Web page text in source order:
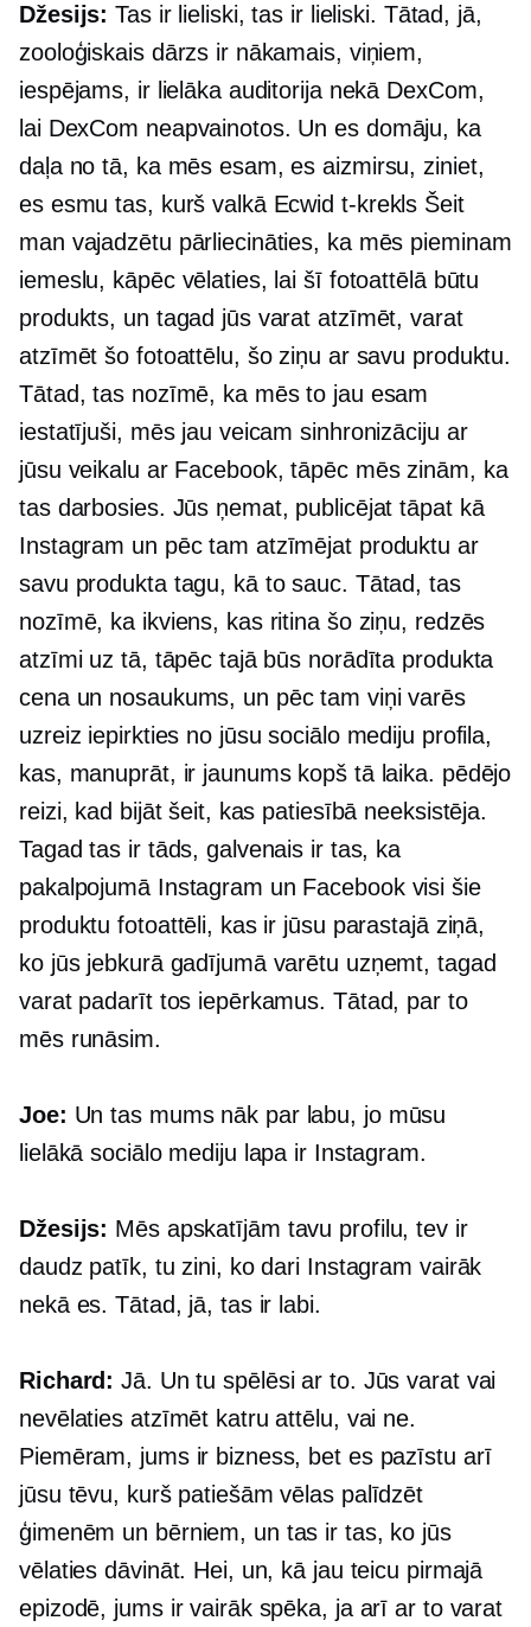
Džesijs: Tas ir lieliski, tas ir lieliski. Tātad, jā,
zooloģiskais dārzs ir nākamais, viņiem,
iespējams, ir lielāka auditorija nekā DexCom,
lai DexCom neapvainotos. Un es domāju, ka
daļa no tā, ka mēs esam, es aizmirsu, ziniet,
es esmu tas, kurš valkā Ecwid t-krekls Šeit
man vajadzētu pārliecināties, ka mēs pieminam
iemeslu, kāpēc vēlaties, lai šī fotoattēlā būtu
produkts, un tagad jūs varat atzīmēt, varat
atzīmēt šo fotoattēlu, šo ziņu ar savu produktu.
Tātad, tas nozīmē, ka mēs to jau esam
iestatījuši, mēs jau veicam sinhronizāciju ar
jūsu veikalu ar Facebook, tāpēc mēs zinām, ka
tas darbosies. Jūs ņemat, publicējat tāpat kā
Instagram un pēc tam atzīmējat produktu ar
savu produkta tagu, kā to sauc. Tātad, tas
nozīmē, ka ikviens, kas ritina šo ziņu, redzēs
atzīmi uz tā, tāpēc tajā būs norādīta produkta
cena un nosaukums, un pēc tam viņi varēs
uzreiz iepirkties no jūsu sociālo mediju profila,
kas, manuprāt, ir jaunums kopš tā laika. pēdējo
reizi, kad bijāt šeit, kas patiesībā neeksistēja.
Tagad tas ir tāds, galvenais ir tas, ka
pakalpojumā Instagram un Facebook visi šie
produktu fotoattēli, kas ir jūsu parastajā ziņā,
ko jūs jebkurā gadījumā varētu uzņemt, tagad
varat padarīt tos iepērkamus. Tātad, par to
mēs runāsim.
Joe: Un tas mums nāk par labu, jo mūsu
lielākā sociālo mediju lapa ir Instagram.
Džesijs: Mēs apskatījām tavu profilu, tev ir
daudz patīk, tu zini, ko dari Instagram vairāk
nekā es. Tātad, jā, tas ir labi.
Richard: Jā. Un tu spēlēsi ar to. Jūs varat vai
nevēlaties atzīmēt katru attēlu, vai ne.
Piemēram, jums ir bizness, bet es pazīstu arī
jūsu tēvu, kurš patiešām vēlas palīdzēt
ģimenēm un bērniem, un tas ir tas, ko jūs
vēlaties dāvināt. Hei, un, kā jau teicu pirmajā
epizodē, jums ir vairāk spēka, ja arī ar to varat